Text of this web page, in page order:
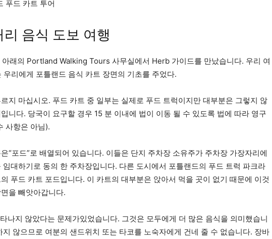
음식 도보 여행
래의 Portland Walking Tours 사무실에서 Herb 가이드를 만났습니다. 우리 여
리에게 포틀랜드 음식 카트 장면의 기초를 주었다.
지 마십시오. 푸드 카트 중 일부는 실제로 푸드 트럭이지만 대부분은 그렇지 않
니다. 당국이 요구할 경우 15 분 이내에 법이 이동 될 수 있도록 법에 따라 영구
사항은 아님).
“포드”로 배열되어 있습니다. 이들은 단지 주차장 소유주가 주차장 가장자리에
대하기로 동의 한 주차장입니다. 다른 도시에서 포틀랜드의 푸드 트럭 파크라
푸드 카트 포드입니다. 이 카트의 대부분은 앉아서 먹을 곳이 없기 때문에 이것
을 빼앗아갑니다.
나지 않았다는 문제가있었습니다. 그것은 모두에게 더 많은 음식을 의미했습니
않으므로 여분의 샌드위치 또는 타코를 노숙자에게 건네 줄 수 없습니다. 장바